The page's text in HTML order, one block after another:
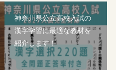
神奈川県公立高校入試の
漢字学習に最適な教材を
紹介します！